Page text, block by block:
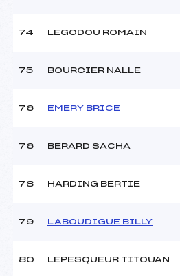
74 LEGODOU ROMAIN
75 BOURCIER NALLE
76 EMERY BRICE
76 BERARD SACHA
78 HARDING BERTIE
79 LABOUDIGUE BILLY
80 LEPESQUEUR TITOUAN